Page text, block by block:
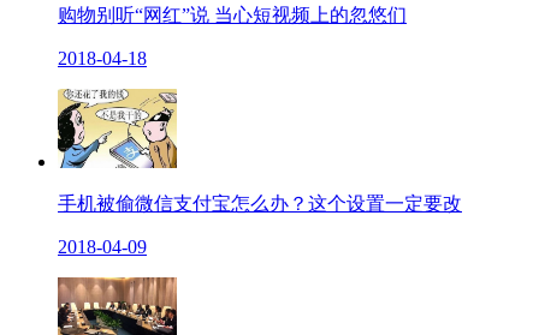
购物别听“网红”说 当心短视频上的忽悠们
2018-04-18
手机被偷微信支付宝怎么办？这个设置一定要改
2018-04-09